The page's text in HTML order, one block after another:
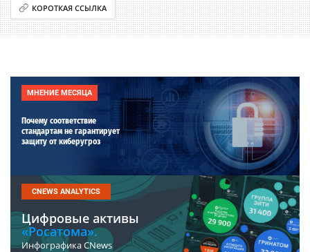
КОРОТКАЯ ССЫЛКА
МНЕНИЕ МЕСЯЦА
Почему соответствие
стандартам не гарантирует
защиту от киберугроз
CNEWS ANALYTICS
Цифровые активы
«Росатома».
Инфографика CNews